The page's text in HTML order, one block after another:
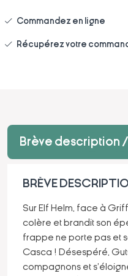
Commandez en ligne
Récupérez votre
Brève description
BRÈVE
Sur Elf Helm, face à
colère et brandit son
frappe ne porte pas et
Casca ! Désespéré,
compagnons et